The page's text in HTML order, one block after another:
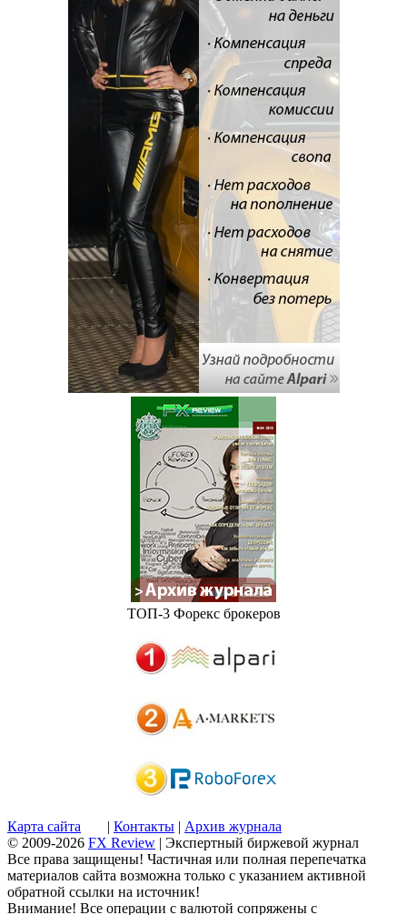
ТОП-3 Форекс брокеров
Карта сайта | Контакты | Архив журнала
© 2009-2026 FX Review | Экспертный биржевой журнал
Все права защищены! Частичная или полная перепечатка
материалов сайта возможна только с указанием активной
обратной ссылки на источник!
Внимание! Все операции с валютой сопряжены с